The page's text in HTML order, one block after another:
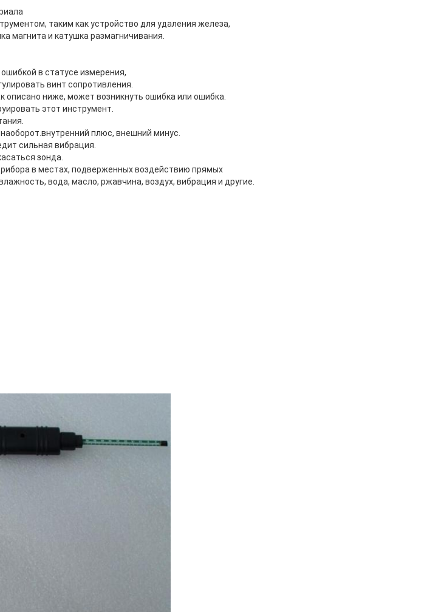
таким как устройство для удаления железа,
магнита и катушка размагничивания.
в ​​статусе измерения,
винт сопротивления.
описано ниже, может возникнуть ошибка или ошибка.
этот инструмент.
плюс, внешний минус.
сильная вибрация.
зонда.
в местах, подверженных воздействию прямых
вода, масло, ржавчина, воздух, вибрация и другие.